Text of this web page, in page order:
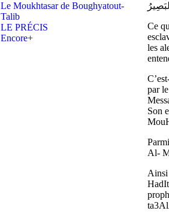
Le Moukhtasar de Boughyatout-
Talib
LE PRÉCIS
Encore+
Ce
les
par
Son
Al-
Ainsi